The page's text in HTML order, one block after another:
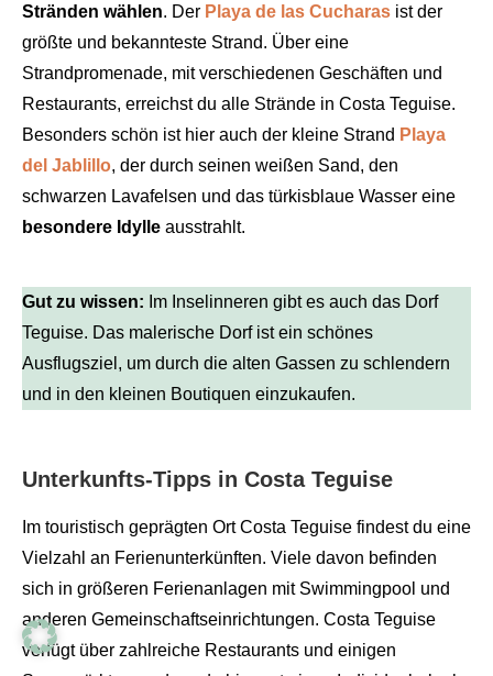
Stränden wählen. Der Playa de las Cucharas ist der
größte und bekannteste Strand. Über eine
Strandpromenade, mit verschiedenen Geschäften und
Restaurants, erreichst du alle Strände in Costa Teguise.
Besonders schön ist hier auch der kleine Strand Playa
del Jablillo, der durch seinen weißen Sand, den
schwarzen Lavafelsen und das türkisblaue Wasser eine
besondere Idylle ausstrahlt.
Gut zu wissen: Im Inselinneren gibt es auch das Dorf
Teguise. Das malerische Dorf ist ein schönes
Ausflugsziel, um durch die alten Gassen zu schlendern
und in den kleinen Boutiquen einzukaufen.
Unterkunfts-Tipps in Costa Teguise
Im touristisch geprägten Ort Costa Teguise findest du eine
Vielzahl an Ferienunterkünften. Viele davon befinden
sich in größeren Ferienanlagen mit Swimmingpool und
anderen Gemeinschaftseinrichtungen. Costa Teguise
verfügt über zahlreiche Restaurants und einigen